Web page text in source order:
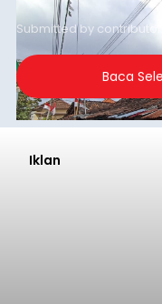
guna menjaga
kelompok desil 5 dan
merosot ke kategori
Submitted by contributor
Baca
Iklan